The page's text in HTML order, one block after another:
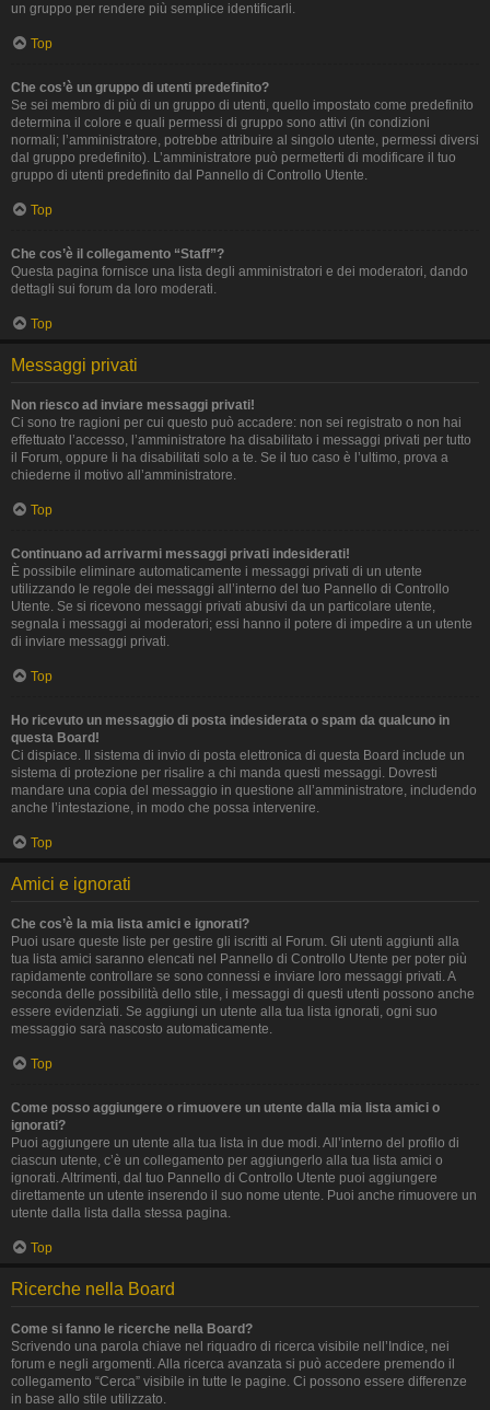
un gruppo per rendere più semplice identificarli.
Top
Che cos’è un gruppo di utenti predefinito?
Se sei membro di più di un gruppo di utenti, quello impostato come predefinito
determina il colore e quali permessi di gruppo sono attivi (in condizioni
normali; l’amministratore, potrebbe attribuire al singolo utente, permessi diversi
dal gruppo predefinito). L’amministratore può permetterti di modificare il tuo
gruppo di utenti predefinito dal Pannello di Controllo Utente.
Top
Che cos’è il collegamento “Staff”?
Questa pagina fornisce una lista degli amministratori e dei moderatori, dando
dettagli sui forum da loro moderati.
Top
Messaggi privati
Non riesco ad inviare messaggi privati!
Ci sono tre ragioni per cui questo può accadere: non sei registrato o non hai
effettuato l’accesso, l’amministratore ha disabilitato i messaggi privati per tutto
il Forum, oppure li ha disabilitati solo a te. Se il tuo caso è l’ultimo, prova a
chiederne il motivo all’amministratore.
Top
Continuano ad arrivarmi messaggi privati indesiderati!
È possibile eliminare automaticamente i messaggi privati ​​di un utente
utilizzando le regole dei messaggi all’interno del tuo Pannello di Controllo
Utente. Se si ricevono messaggi privati ​​abusivi da un particolare utente,
segnala i messaggi ai moderatori; essi hanno il potere di impedire a un utente
di inviare messaggi privati​​.
Top
Ho ricevuto un messaggio di posta indesiderata o spam da qualcuno in
questa Board!
Ci dispiace. Il sistema di invio di posta elettronica di questa Board include un
sistema di protezione per risalire a chi manda questi messaggi. Dovresti
mandare una copia del messaggio in questione all’amministratore, includendo
anche l’intestazione, in modo che possa intervenire.
Top
Amici e ignorati
Che cos’è la mia lista amici e ignorati?
Puoi usare queste liste per gestire gli iscritti al Forum. Gli utenti aggiunti alla
tua lista amici saranno elencati nel Pannello di Controllo Utente per poter più
rapidamente controllare se sono connessi e inviare loro messaggi privati. A
seconda delle possibilità dello stile, i messaggi di questi utenti possono anche
essere evidenziati. Se aggiungi un utente alla tua lista ignorati, ogni suo
messaggio sarà nascosto automaticamente.
Top
Come posso aggiungere o rimuovere un utente dalla mia lista amici o
ignorati?
Puoi aggiungere un utente alla tua lista in due modi. All’interno del profilo di
ciascun utente, c’è un collegamento per aggiungerlo alla tua lista amici o
ignorati. Altrimenti, dal tuo Pannello di Controllo Utente puoi aggiungere
direttamente un utente inserendo il suo nome utente. Puoi anche rimuovere un
utente dalla lista dalla stessa pagina.
Top
Ricerche nella Board
Come si fanno le ricerche nella Board?
Scrivendo una parola chiave nel riquadro di ricerca visibile nell’Indice, nei
forum e negli argomenti. Alla ricerca avanzata si può accedere premendo il
collegamento “Cerca” visibile in tutte le pagine. Ci possono essere differenze
in base allo stile utilizzato.